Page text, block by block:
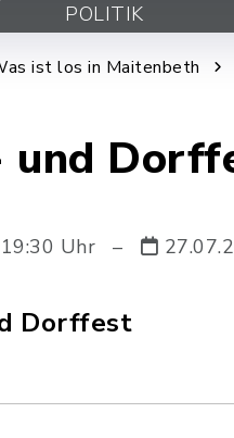
POLITIK
ist los in Maitenbeth
und
Uhr –
Dorffest